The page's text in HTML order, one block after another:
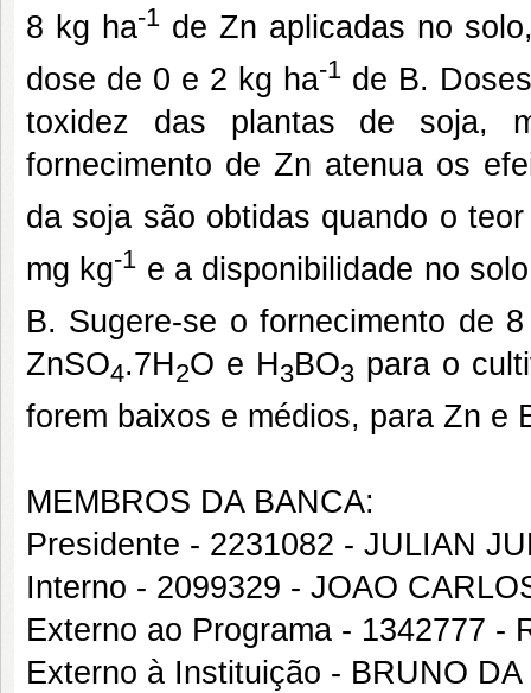
8 kg ha-1 de Zn aplicadas no
dose de 0 e 2 kg ha-1 de B.
toxidez das plantas de soja,
fornecimento de Zn atenua os
da soja são obtidas quando o
mg kg-1 e a disponibilidade no
B. Sugere-se o fornecimento de
ZnSO4.7H2O e H3BO3 para o
forem baixos e médios, para Zn
MEMBROS DA BANCA:
Presidente - 2231082 - JULIAN
Interno - 2099329 - JOAO
Externo ao Programa - 1342777 -
Externo à Instituição - BRUNO